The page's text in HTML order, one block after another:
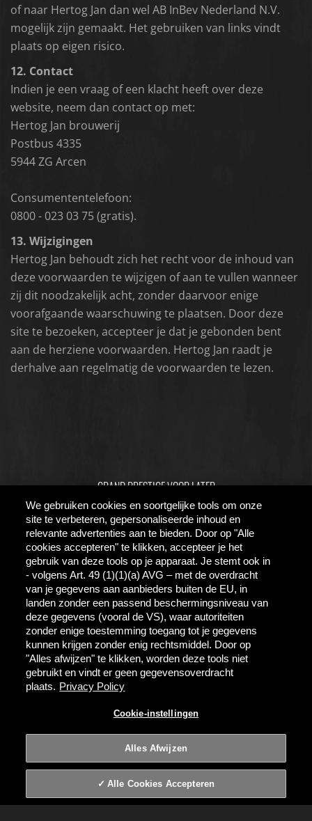
of naar Hertog Jan dan wel AB InBev Nederland N.V.
mogelijk zijn gemaakt. Het gebruiken van links vindt
plaats op eigen risico.
12. Contact
Indien je een vraag of een klacht heeft over deze
website, neem dan contact op met:
Hertog Jan brouwerij
Postbus 4335
5944 ZG Arcen
Consumententelefoon:
0800 - 023 03 75 (gratis).
13. Wijzigingen
Hertog Jan behoudt zich het recht voor de inhoud van
deze voorwaarden te wijzigen of aan te vullen wanneer
zij dit noodzakelijk acht, zonder daarvoor enige
voorafgaande waarschuwing te plaatsen. Door deze
site te bezoeken, accepteer je dat je gebonden bent
aan de herziene voorwaarden. Hertog Jan raadt je
derhalve aan regelmatig de voorwaarden te lezen.
GRAND PRESTIGE VOOR LATER
UIT LIEFDE VOOR BIER
HORECA INFORMATIE
FAQ
ZOEKEN
CONTACT
NIEUWS
GEBRUIKSVOORWAARDEN PRIVACY COOKIE-INSTELLINGEN
We gebruiken cookies en soortgelijke tools om onze
site te verbeteren, gepersonaliseerde inhoud en
relevante advertenties aan te bieden. Door op "Alle
cookies accepteren" te klikken, accepteer je het
gebruik van deze tools op je apparaat. Je stemt ook in
- volgens Art. 49 (1)(1)(a) AVG – met de overdracht
van je gegevens aan aanbieders buiten de EU, in
landen zonder een passend beschermingsniveau van
deze gegevens (vooral de VS), waar autoriteiten
zonder enige toestemming toegang tot je gegevens
kunnen krijgen zonder enig rechtsmiddel. Door op
"Alles afwijzen" te klikken, worden deze tools niet
gebruikt en vindt er geen gegevensoverdracht
plaats. Privacy Policy
Cookie-instellingen
Alles Afwijzen
Alle Cookies Accepteren